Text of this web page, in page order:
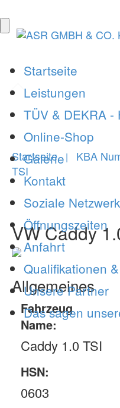
Startseite
Leistungen
TÜV & DEKRA -
Online-Shop
Galerie
Kontakt
Soziale
Öffnungszeiten
Anfahrt
Qualifikationen
Unsere Partner
Das sagen
Startseite | KBA
TSI
VW Caddy
Allgemeines
Fahrzeug
Name:
Caddy 1.0 TSI
HSN:
0603